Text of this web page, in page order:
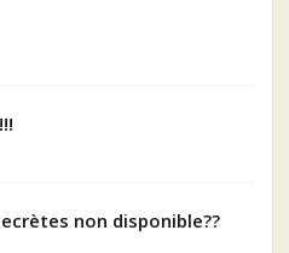
non disponible??